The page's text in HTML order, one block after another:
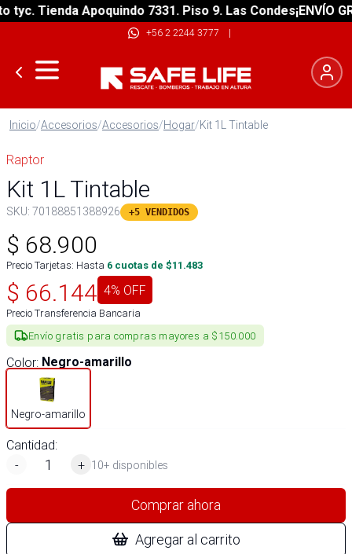
Tienda Apoquindo 7331. Piso 9. Las Condes¡ENVÍO
+56 2 2244 3777 |
Inicio/Accesorios/Accesorios/Hogar/Kit 1L Tintable
Raptor
Kit 1L Tintable
SKU: 70188851388926 +5 VENDIDOS
$ 68.900
Precio Tarjetas: Hasta 6 cuotas de $11.483
$ 66.144 4% OFF
Precio Transferencia Bancaria
Envío gratis para compras mayores a $150.000
Color: Negro-amarillo
Negro-amarillo
Cantidad:
-
+ 10+ disponibles
Comprar ahora
Agregar al carrito